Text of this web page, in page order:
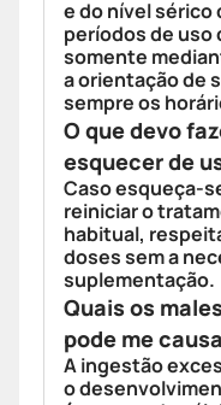
e do nível sérico
períodos de
somente
a orientação de
sempre os
O que devo
esquecer de
Caso esqueça-
reiniciar o
habitual,
doses sem a
suplementação.
Quais os
pode me
A ingestão
o